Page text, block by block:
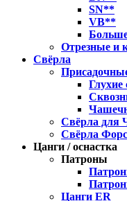
SN**
VB**
Отрезные и
Свёрла
Глухие
Свёрла для
Свёрла
Цанги / оснастка
Патроны
Цанги ER